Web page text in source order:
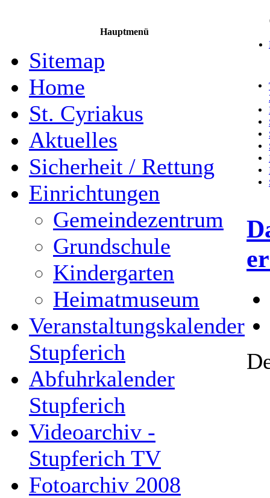
Hauptmenü
Sitemap
Home
St. Cyriakus
Aktuelles
Sicherheit / Rettung
Einrichtungen
Gemeindezentrum
Grundschule
Kindergarten
Heimatmuseum
Veranstaltungskalender
Stupferich
Abfuhrkalender
Stupferich
Videoarchiv -
Stupferich TV
Fotoarchiv 2008